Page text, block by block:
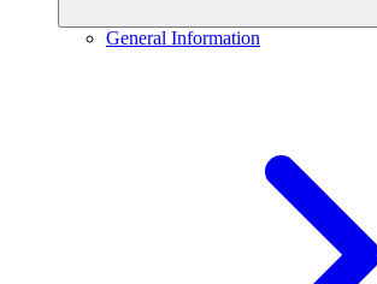
General Information